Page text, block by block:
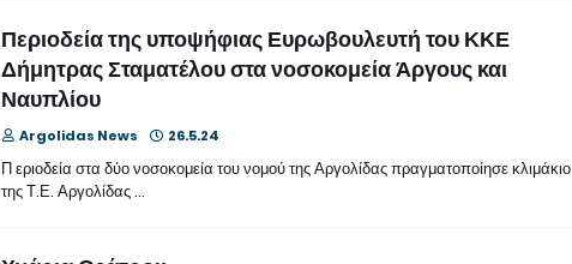
Περιοδεία της υποψήφιας Ευρωβουλευτή του ΚΚΕ
Δήμητρας Σταματέλου στα νοσοκομεία Άργους και
Ναυπλίου
Argolidas News 26.5.24
Π εριοδεία στα δύο νοσοκομεία του νομού της Αργολίδας πραγματοποίησε κλιμάκιο
της Τ.Ε. Αργολίδας …